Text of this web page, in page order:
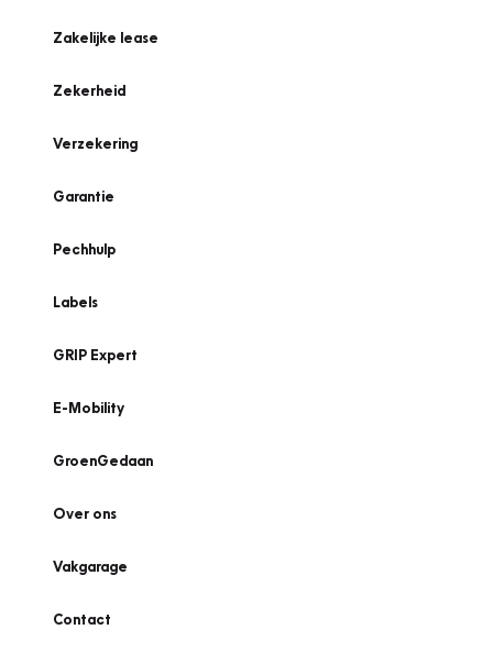
Zakelijke lease
Zekerheid
Verzekering
Garantie
Pechhulp
Labels
GRIP Expert
E-Mobility
GroenGedaan
Over ons
Vakgarage
Contact